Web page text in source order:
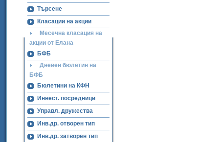
Търсене
Класации на акции
Месечна класация на
акции от Елана
БФБ
Дневен бюлетин на
БФБ
Бюлетини на КФН
Инвест. посредници
Управл. дружества
Инв.др. отворен тип
Инв.др. затворен тип